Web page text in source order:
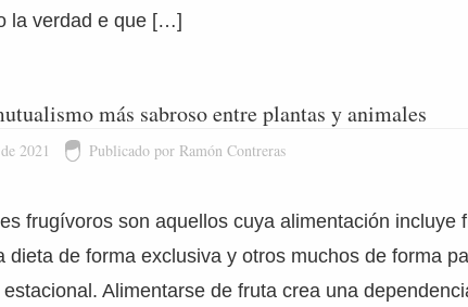
la verdad e que […]
más sabroso entre plantas y animales
2021 Publicado por Ramón Contreras
frugívoros son aquellos cuya alimentación incluye
dieta de forma exclusiva y otros muchos de forma
Alimentarse de fruta crea una